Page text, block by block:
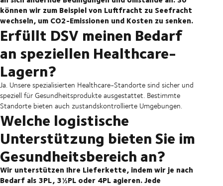
können wir zum Beispiel von Luftfracht zu Seefracht
wechseln, um CO2-Emissionen und Kosten zu senken.
Erfüllt DSV meinen Bedarf
an speziellen Healthcare-
Lagern?
Ja. Unsere spezialisierten Healthcare-Standorte sind sicher und
speziell für Gesundheitsprodukte ausgestattet. Bestimmte
Standorte bieten auch zustandskontrollierte Umgebungen.
Welche logistische
Unterstützung bieten Sie im
Gesundheitsbereich an?
Wir unterstützen Ihre Lieferkette, indem wir je nach
Bedarf als 3PL, 3½PL oder 4PL agieren. Jede